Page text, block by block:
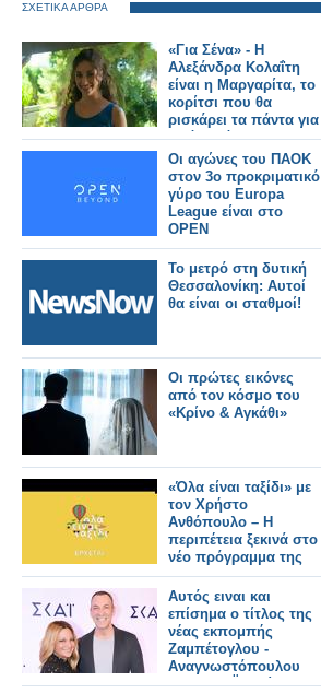
ΣΧΕΤΙΚΑ ΑΡΘΡΑ
«Για Σένα» - Η
Αλεξάνδρα Κολαΐτη
είναι η Μαργαρίτα, το
κορίτσι που θα
ρισκάρει τα πάντα για
τα όνειρά της
Οι αγώνες του ΠΑΟΚ
στον 3ο προκριματικό
γύρο του Europa
League είναι στο
OPEN
Το μετρό στη δυτική
Θεσσαλονίκη: Αυτοί
θα είναι οι σταθμοί!
Οι πρώτες εικόνες
από τον κόσμο του
«Κρίνο & Αγκάθι»
«Όλα είναι ταξίδι» με
τον Χρήστο
Ανθόπουλο – Η
περιπέτεια ξεκινά στο
νέο πρόγραμμα της
ΕΡΤ
Αυτός ειναι και
επίσημα ο τίτλος της
νέας εκπομπής
Ζαμπέτογλου -
Αναγνωστόπουλου
στον ΣΚΑΪ - Δείτε το